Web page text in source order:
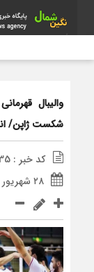
والیبال
شکست ژاپن/
کد خبر : 4935
۲۸ شهریور ۱۴۰۰ - ۱۷:۵۹